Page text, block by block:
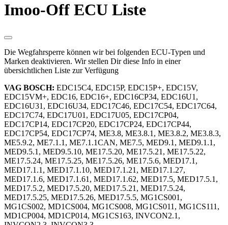
Imoo-Off ECU Liste
Die Wegfahrsperre können wir bei folgenden ECU-Typen und
Marken deaktivieren. Wir stellen Dir diese Info in einer
übersichtlichen Liste zur Verfügung
VAG BOSCH: EDC15C4, EDC15P, EDC15P+, EDC15V,
EDC15VM+, EDC16, EDC16+, EDC16CP34, EDC16U1,
EDC16U31, EDC16U34, EDC17C46, EDC17C54, EDC17C64,
EDC17C74, EDC17U01, EDC17U05, EDC17CP04,
EDC17CP14, EDC17CP20, EDC17CP24, EDC17CP44,
EDC17CP54, EDC17CP74, ME3.8, ME3.8.1, ME3.8.2, ME3.8.3,
ME5.9.2, ME7.1.1, ME7.1.1CAN, ME7.5, MED9.1, MED9.1.1,
MED9.5.1, MED9.5.10, ME17.5.20, ME17.5.21, ME17.5.22,
ME17.5.24, ME17.5.25, ME17.5.26, ME17.5.6, MED17.1,
MED17.1.1, MED17.1.10, MED17.1.21, MED17.1.27,
MED17.1.6, MED17.1.61, MED17.1.62, MED17.5, MED17.5.1,
MED17.5.2, MED17.5.20, MED17.5.21, MED17.5.24,
MED17.5.25, MED17.5.26, MED17.5.5, MG1CS001,
MG1CS002, MD1CS004, MG1CS008, MG1CS011, MG1CS111,
MD1CP004, MD1CP014, MG1CS163, INVCON2.1,